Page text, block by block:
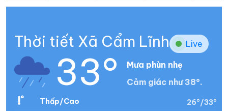
Thời tiết Xã Cẩm Lĩnh Live
33°
Mưa phùn nhẹ
Cảm giác như 38°.
Thấp/Cao
26°/33°